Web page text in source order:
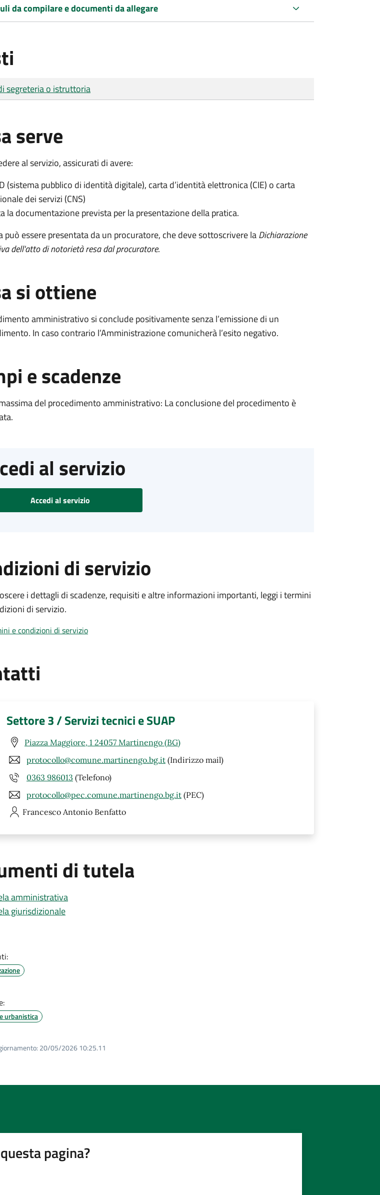
da compilare e documenti da allegare
segreteria o istruttoria
serve
al servizio, assicurati di avere:
(sistema pubblico di identità digitale), carta d’identità elettronica (CIE) o carta
dei servizi (CNS)
la documentazione prevista per la presentazione della pratica.
può essere presentata da un procuratore, che deve sottoscrivere laDichiarazione
dell'atto di notorietà resa dal procuratore.
si ottiene
amministrativo si conclude positivamente senza l’emissione di un
In caso contrario l’Amministrazione comunicherà l’esito negativo.
e scadenze
del procedimento amministrativo: La conclusione del procedimento è
al servizio
Accedi al servizio
di servizio
i dettagli di scadenze, requisiti e altre informazioni importanti, leggi i termini
di servizio.
e condizioni di servizio
Settore 3 / Servizi tecnici e SUAP
Piazza Maggiore, 1 24057 Martinengo (BG)
protocollo@comune.martinengo.bg.it (Indirizzo mail)
0363 986013 (Telefono)
protocollo@pec.comune.martinengo.bg.it (PEC)
Francesco Antonio Benfatto
di tutela
amministrativa
giurisdizionale
urbanistica
20/05/2026 10:25.11
pagina?